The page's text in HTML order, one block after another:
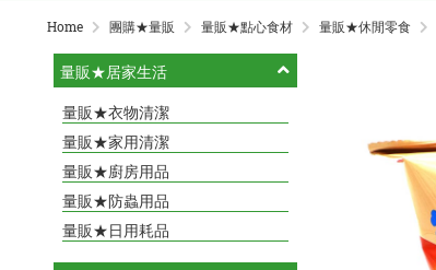
Home 團購★量販 量販★點心食材 量販★休閒零食
量販★居家生活
量販★衣物清潔
量販★家用清潔
量販★廚房用品
量販★防蟲用品
量販★日用耗品